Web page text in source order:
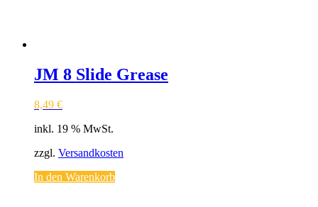
JM 8 Slide Grease
8,49 €
inkl. 19 % MwSt.
zzgl. Versandkosten
In den Warenkorb